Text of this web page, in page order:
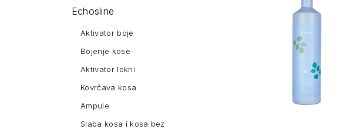
Echosline
Aktivator boje
Bojenje kose
Aktivator lokni
Kovrčava kosa
Ampule
Slaba kosa i kosa bez